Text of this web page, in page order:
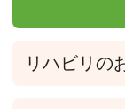
リハビリの